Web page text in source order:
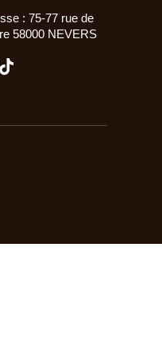
: 75-77 rue de
58000 NEVERS